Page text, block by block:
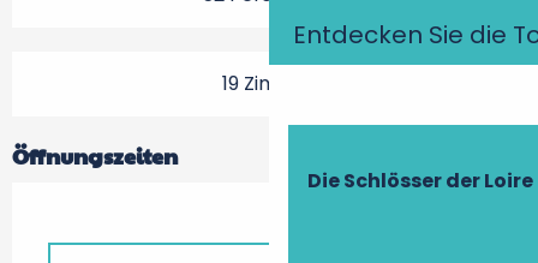
Entdecken Sie die
Die Schlösser der Loire
19 Zimmer
Öffnungszeiten